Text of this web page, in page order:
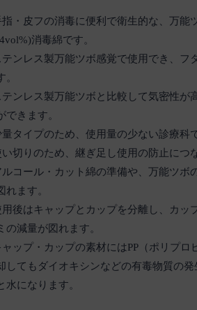
指・皮フの消毒に便利で衛生的な、万能
消毒綿です。
テンレス製万能ツボ感覚で使用でき、フ
。
テンレス製万能ツボと比較して気密性が
できます。
量タイプのため、使用量の少ない診療科
い切りのため、継ぎ足し使用の防止につ
ルコール・カット綿の準備や、万能ツボ
れます。
用後はキャップとカップを分離し、カッ
の減量が図れます。
ャップ・カップの素材にはPP（ポリプ
してもダイオキシンなどの有毒物質の
水になります。